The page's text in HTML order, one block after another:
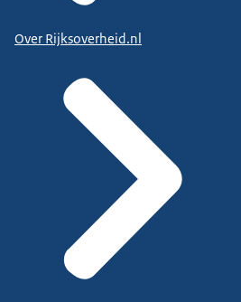
Over Rijksoverheid.nl